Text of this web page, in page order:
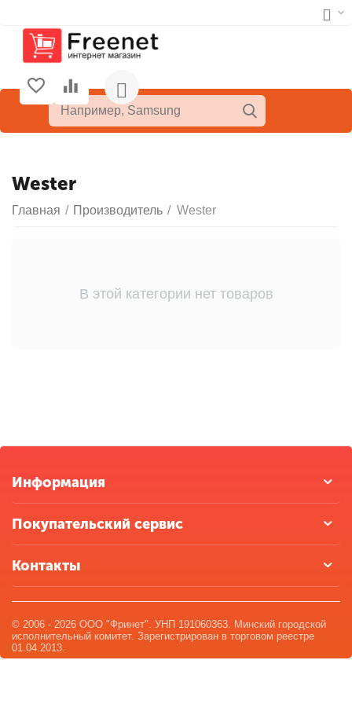
Wester
Главная / Производитель / Wester
В этой категории нет товаров
Информация
Покупательский сервис
Контакты
© 2006 - 2026 ООО "Фринет". УНП 191060363. Минский городской
исполнительный комитет. Зарегистрирован в торговом реестре
01.04.2013.